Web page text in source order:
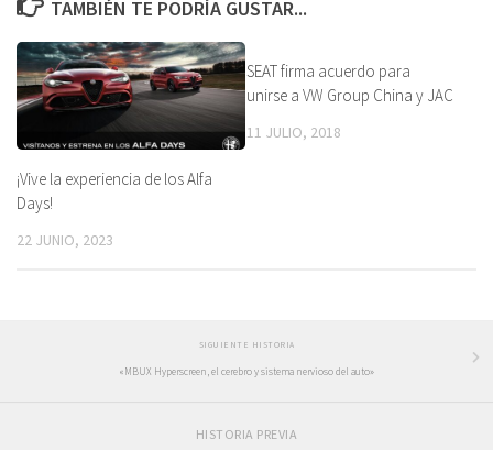
TAMBIÉN TE PODRÍA GUSTAR...
¡Vive la experiencia de los Alfa
Days!
22 JUNIO, 2023
SEAT firma acuerdo para
unirse a VW Group China y JAC
11 JULIO, 2018
SIGUIENTE HISTORIA
«MBUX Hyperscreen, el cerebro y sistema nervioso del auto»
HISTORIA PREVIA